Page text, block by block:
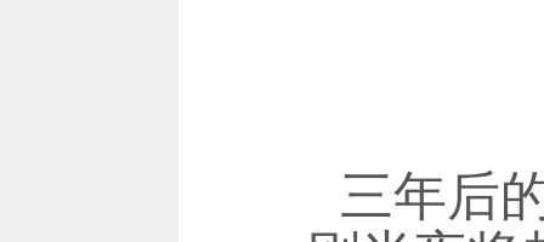
三年后